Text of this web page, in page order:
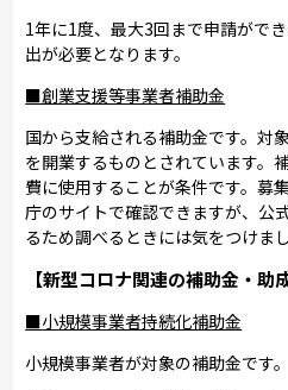
1年に1度、最大3回まで申請がで
出が必要となります。
■創業支援等事業者補助金
国から支給される補助金です。対
を開業するものとされています。
費に使用することが条件です。募
庁のサイトで確認できますが、公
るため調べるときには気をつけまし
【新型コロナ関連の補助金・助
■小規模事業者持続化補助金
小規模事業者が対象の補助金です。